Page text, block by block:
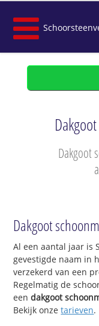
Dakgoot
Dakgoot
Al een aantal jaar is
gevestigde naam in
verzekerd van een
Regelmatig de
eendakgoot
Bekijk onzetarieven.